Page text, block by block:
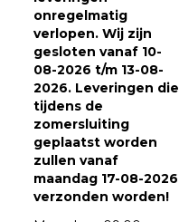
onregelmatig
verlopen. Wij zijn
gesloten vanaf 10-
08-2026 t/m 13-08-
2026. Leveringen die
tijdens de
zomersluiting
geplaatst worden
zullen vanaf
maandag 17-08-2026
verzonden worden!